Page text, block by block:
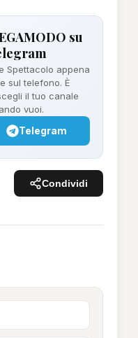
su
Spettacolo appena
sul telefono. È
il tuo canale
vuoi.
Telegram
Condividi